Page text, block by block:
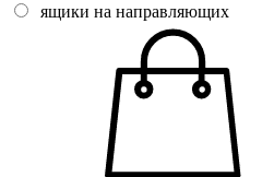
ящики на направляющих